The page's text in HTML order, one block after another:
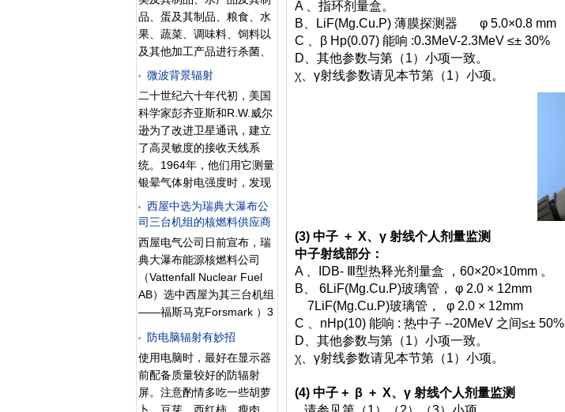
必要戴口罩。 碘片碘酒碘酒
防辐射无稽之谈由于从媒体
渠道得
夷、加拿大，再到达美洲大
陆、欧洲大陆再到欧亚大
陆、再到中国。根据风向和
到达上海，不过现在需要密
切关注的是，风向如果向反
方向吹，根据风速、风力和
风向，到达上海预计三天左
右。不过到达上海的距离比
较远，辐射剂量不多，有的
电厂附近区域的民众听到核
子事故警报或巡回车广播
时，请采取下列掩蔽行动。
▲ 如果您正在室内，请不要
外出，并： (1)关紧门、
窗，减少室外空气流到室
内。 (2)打开电视或收音机
了解最新的状况。 (3)电话
挂好，以便随时接听紧急通
知。
品、蛋及其制品、粮食、水
果、蔬菜、调味料、饲料以
及其他加工产品进行杀菌、
杀虫、抑制发芽、延迟后熟
品的损失，使它在一定期限
内不发芽、不腐败变质，不
发生食品的品质和风味变
化，由此可以增加食品的供
应量，延长食品的保藏期。
辐射保藏技术是一门新的技
术，比现有保藏技术有其优
越性的一面。是继传统的物
理、化学保藏之后又一发展
较快的食品保藏新技术和新
方法。一、辐射保藏的优越
性（意义、特点） （1）食
品在受辐射过程中温度升高
甚微。因此，被辐射适当处
理后的食品在感官性状如
色、香味和质地等方面与新
鲜食品差别很小，特别适合
于一些不耐热的食品和药
微波背景辐射
二十世纪六十年代初，美国
科学家彭齐亚斯和R.W.威尔
逊为了改进卫星通讯，建立
了高灵敏度的接收天线系
统。1964年，他们用它测量
银晕气体射电强度时，发现
总有消除不掉的背景噪声，
他们认为，这些来自宇宙的
的波长为7.35厘米的微波噪
声相当于3.5K的热辐射。
1965年他们又将其修正为
3K，并将这一发现公布，为
此获得了1978年的诺贝尔物
理学奖。 微波背景辐射
的最重要特征是具有黑体辐
射谱，在0.3-75厘米波段，
可以在地面上直接测到；在
大于100厘米的射电波段，
银河系本身的超高频辐射掩
西屋中选为瑞典大瀑布公
司三台机组的核燃料供应商
西屋电气公司日前宣布，瑞
典大瀑布能源核燃料公司
（Vattenfall Nuclear Fuel
AB）选中西屋为其三台机组
——福斯马克Forsmark ）3
号机组、瑞哈斯
（Ringhals） 3、4号机组供
应燃料，并提供相关设计服
务。合同内容包括由西屋在
四年间（2016年至2019
防电脑辐射有妙招
使用电脑时，最好在显示器
前配备质量较好的防辐射
屏。注意酌情多吃一些胡萝
A 、指环剂量盒。
B、LiF(Mg.Cu.P) 薄膜探测器 φ 5.0×0.8 mm
C 、β Hp(0.07) 能响 :0.3MeV-2.3MeV ≤± 30%
D、其他参数与第（1）小项一致。
χ、γ射线参数请见本节第（1）小项。
(3) 中子 + X、γ 射线个人剂量监测
中子射线部分：
A 、IDB- Ⅲ型热释光剂量盒 ，60×20×10mm 。
B、 6LiF(Mg.Cu.P)玻璃管， φ 2.0 × 12mm
7LiF(Mg.Cu.P)玻璃管， φ 2.0 × 12mm
C 、nHp(10) 能响 : 热中子 --20MeV 之间≤± 50%
D、其他参数与第（1）小项一致。
χ、γ射线参数请见本节第（1）小项。
(4) 中子 + β + X、γ 射线个人剂量监测